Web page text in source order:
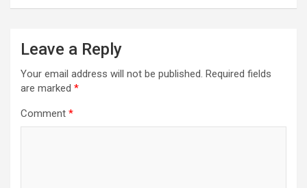
Leave a Reply
Your email address will not be published. Required fields
are marked *
Comment *